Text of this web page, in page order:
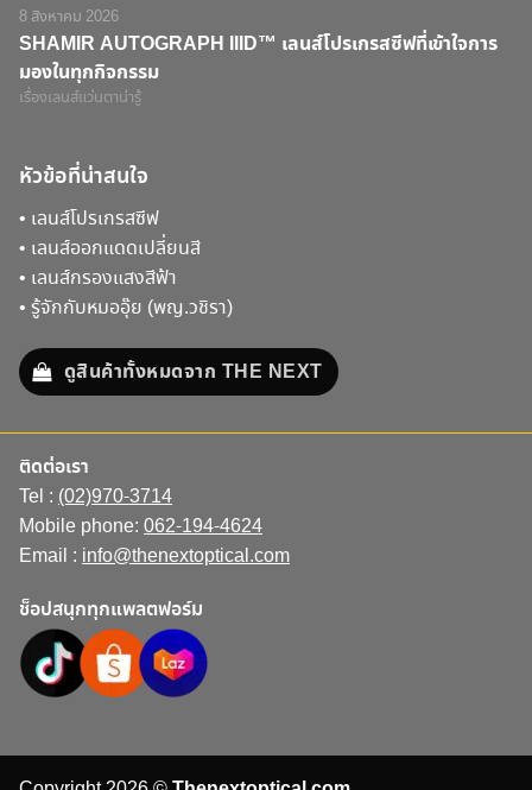
8 สิงหาคม 2026
SHAMIR AUTOGRAPH IIID™ เลนส์โปรเกรสซีฟที่เข้าใจการ
มองในทุกกิจกรรม
เรื่องเลนส์แว่นตาน่ารู้
หัวข้อที่น่าสนใจ
• เลนส์โปรเกรสซีฟ
• เลนส์ออกแดดเปลี่ยนสี
• เลนส์กรองแสงสีฟ้า
• รู้จักกับหมออุ๊ย (พญ.วชิรา)
ดูสินค้าทั้งหมดจาก THE NEXT
ติดต่อเรา
Tel : (02)970-3714
Mobile phone: 062-194-4624
Email : info@thenextoptical.com
ช็อปสนุกทุกแพลตฟอร์ม